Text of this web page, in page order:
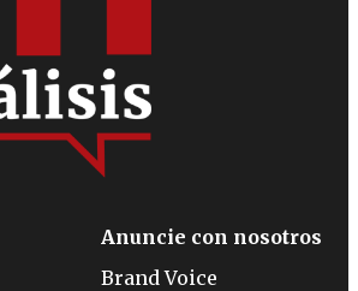
Anuncie con nosotros
Brand Voice